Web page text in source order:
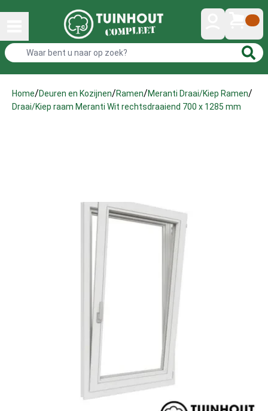
Home/Deuren en Kozijnen/Ramen/Meranti Draai/Kiep Ramen/
Draai/Kiep raam Meranti Wit rechtsdraaiend 700 x 1285 mm